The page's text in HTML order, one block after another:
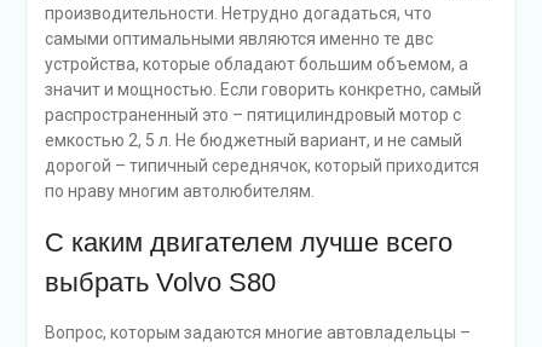
производительности. Нетрудно догадаться, что
самыми оптимальными являются именно те двс
устройства, которые обладают большим объемом, а
значит и мощностью. Если говорить конкретно, самый
распространенный это – пятицилиндровый мотор с
емкостью 2, 5 л. Не бюджетный вариант, и не самый
дорогой – типичный середнячок, который приходится
по нраву многим автолюбителям.
С каким двигателем лучше всего
выбрать Volvo S80
Вопрос, которым задаются многие автовладельцы –